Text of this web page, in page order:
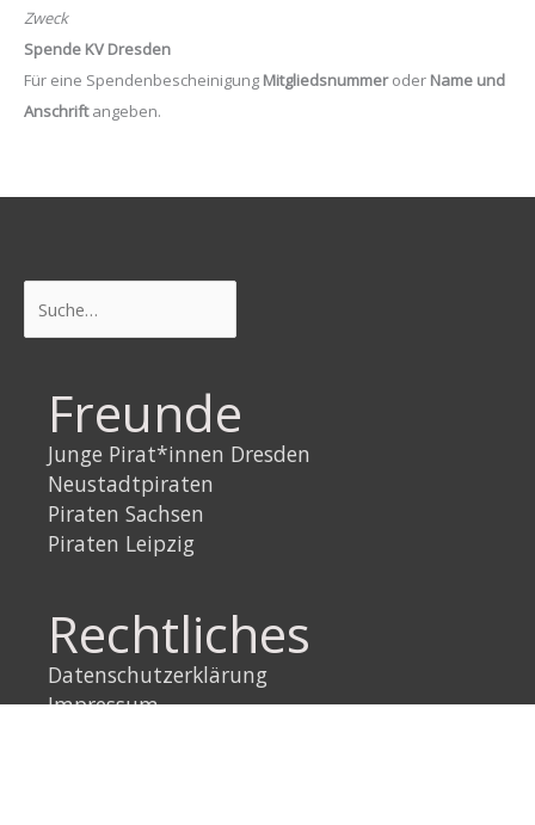
Zweck
Spende KV Dresden
Für eine Spendenbescheinigung Mitgliedsnummeroder Name und
Anschriftangeben.
Freunde
Junge Pirat*innen Dresden
Neustadtpiraten
Piraten Sachsen
Piraten Leipzig
Rechtliches
Datenschutzerklärung
Impressum